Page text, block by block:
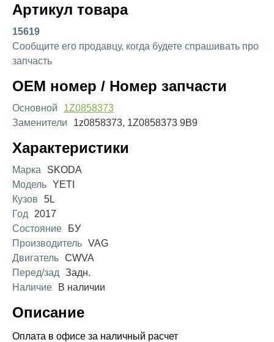
Артикул товара
15619
Сообщите его продавцу, когда будете спрашивать про
запчасть
OEM номер / Номер запчасти
Основной
1Z0858373
Заменители
1z0858373, 1Z0858373 9B9
Характеристики
Марка
SKODA
Модель YETI
Кузов
5L
Год
2017
Состояние
БУ
Производитель VAG
Двигатель CWVA
Перед/зад
Задн.
Наличие
В наличии
Описание
Оплата в офисе за наличный расчет